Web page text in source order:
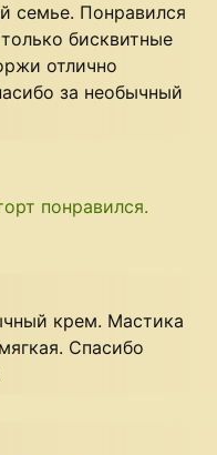
семье. Понравился
бисквитные
отлично
за необычный
понравился.
крем. Мастика
Спасибо